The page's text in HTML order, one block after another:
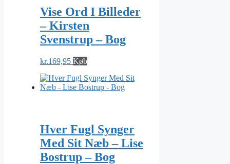
Vise Ord I Billeder
– Kirsten
Svenstrup – Bog
kr.169,95 Køb
Hver Fugl Synger
Med Sit Næb – Lise
Bostrup – Bog